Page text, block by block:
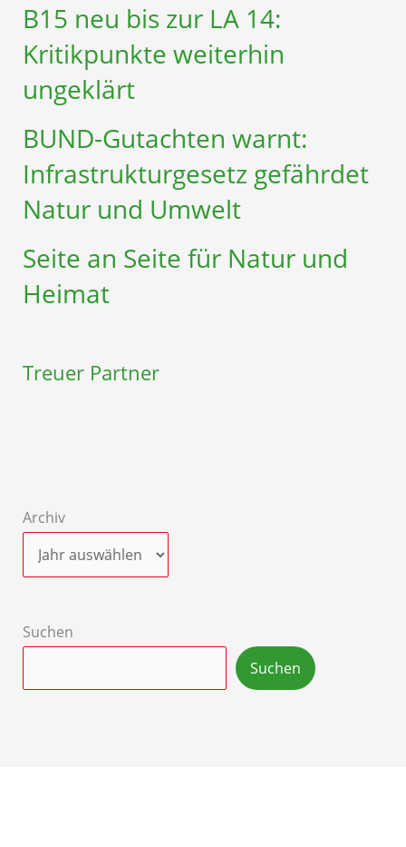
B15 neu bis zur LA 14:
Kritikpunkte weiterhin
ungeklärt
BUND-Gutachten warnt:
Infrastruktur­gesetz gefährdet
Natur und Umwelt
Seite an Seite für Natur und
Heimat
Treuer Partner
Archiv
Suchen
Suchen